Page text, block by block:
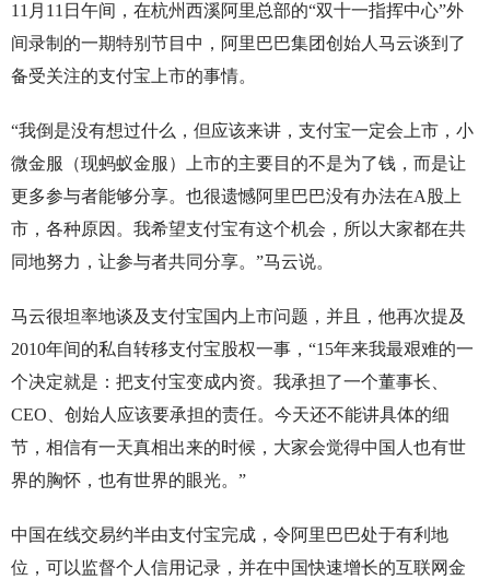
11月11日午间，在杭州西溪阿里总部的“双十一指挥中心”外
间录制的一期特别节目中，阿里巴巴集团创始人马云谈到了
备受关注的支付宝上市的事情。
“我倒是没有想过什么，但应该来讲，支付宝一定会上市，小
微金服（现蚂蚁金服）上市的主要目的不是为了钱，而是让
更多参与者能够分享。也很遗憾阿里巴巴没有办法在A股上
市，各种原因。我希望支付宝有这个机会，所以大家都在共
同地努力，让参与者共同分享。”马云说。
马云很坦率地谈及支付宝国内上市问题，并且，他再次提及
2010年间的私自转移支付宝股权一事，“15年来我最艰难的一
个决定就是：把支付宝变成内资。我承担了一个董事长、
CEO、创始人应该要承担的责任。今天还不能讲具体的细
节，相信有一天真相出来的时候，大家会觉得中国人也有世
界的胸怀，也有世界的眼光。”
中国在线交易约半由支付宝完成，令阿里巴巴处于有利地
位，可以监督个人信用记录，并在中国快速增长的互联网金